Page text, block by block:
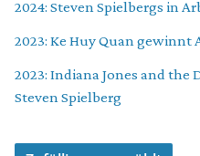
2024: Steven Spielbergs in
2023: Ke Huy Quan gewinnt
2023: Indiana Jones and the
Steven Spielberg